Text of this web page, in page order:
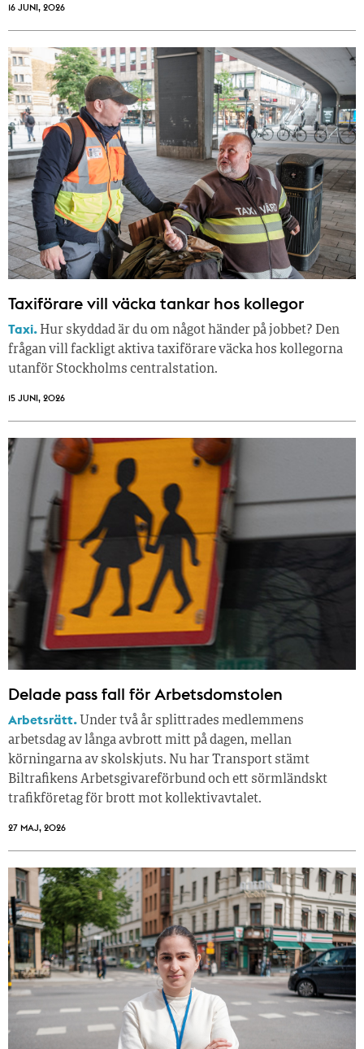
16 JUNI, 2026
Taxiförare vill väcka tankar hos kollegor
Taxi. Hur skyddad är du om något händer på jobbet? Den
frågan vill fackligt aktiva taxiförare väcka hos kollegorna
utanför Stockholms centralstation.
15 JUNI, 2026
Delade pass fall för Arbetsdomstolen
Arbetsrätt. Under två år splittrades medlemmens
arbetsdag av långa avbrott mitt på dagen, mellan
körningarna av skolskjuts. Nu har Transport stämt
Biltrafikens Arbetsgivareförbund och ett sörmländskt
trafikföretag för brott mot kollektivavtalet.
27 MAJ, 2026